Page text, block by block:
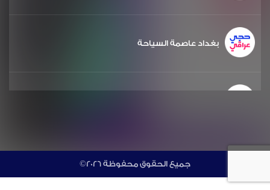
بغداد عاصمة السياحة
©جميع الحقوق محفوظة 2026